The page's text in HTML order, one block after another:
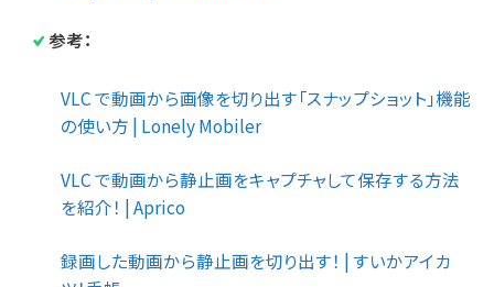
参考：
VLC で動画から画像を切り出す「スナップショット」機能
の使い方 | Lonely Mobiler
VLC で動画から静止画をキャプチャして保存する方法
を紹介！ | Aprico
録画した動画から静止画を切り出す！ | すいかアイカ